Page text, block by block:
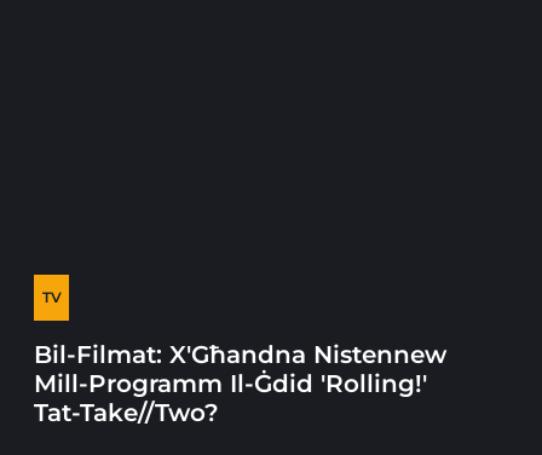
TV
Bil-Filmat: X'Għandna Nistennew
Mill-Programm Il-Ġdid 'Rolling!'
Tat-Take//Two?